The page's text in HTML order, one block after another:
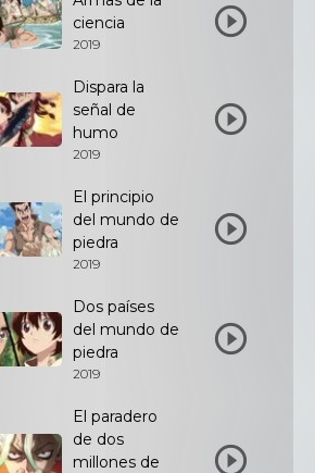
ciencia
2019
Dispara la
señal de
humo
2019
El principio
del mundo de
piedra
2019
Dos países
del mundo de
piedra
2019
El paradero
de dos
millones de